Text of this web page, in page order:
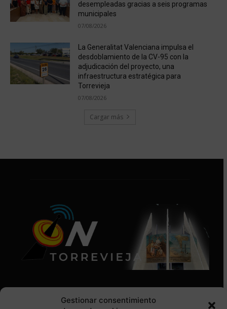
Gestionar consentimiento
desempleadas gracias a seis programas
municipales
07/08/2026
La Generalitat Valenciana impulsa el
desdoblamiento de la CV-95 con la
adjudicación del proyecto, una
infraestructura estratégica para
Torrevieja
07/08/2026
Cargar más